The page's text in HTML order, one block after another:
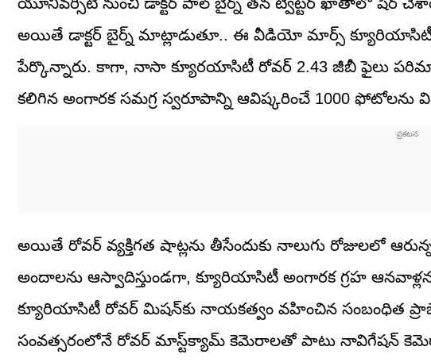
అయితే డాక్టర్‌ బైర్న్‌ మాట్లాడుతూ.. ఈ వీడియో మార్స్‌
పేర్కొన్నారు. కాగా, నాసా క్యూరయాసిటీ రోవర్‌ 2.43 జీబీ ఫైలు
కలిగిన అంగారక సమగ్ర స్వరూపాన్ని ఆవిష్కరించే 1000
అయితే రోవర్‌ వ్యక్తిగత షాట్లను తీసేందుకు నాలుగు రోజులలో
అందాలను ఆస్వాదిస్తుండగా, క్యూరియాసిటీ అంగారక గ్రహ
క్యూరియాసిటీ రోవర్ మిషన్‌కు నాయకత్వం వహించిన సంబంధిత
సంవత్సరంలోనే రోవర్ మాస్ట్‌క్యామ్ కెమెరాలతో పాటు నావిగేషన్